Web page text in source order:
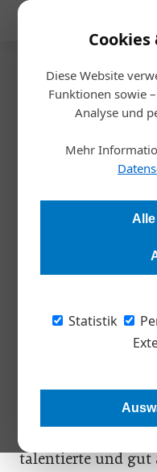
Diese Website
Funktionen sowie
Analyse und
Mehr
Statistik
wurden durch Corona
genug für den
Möglichkeiten der
Geschäftsführer Thomas
Die Halbwertszeit
zu Jahr.
talentierte und gut